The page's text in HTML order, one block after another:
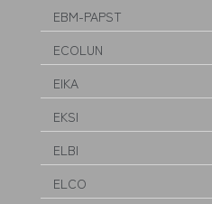
EBM-PAPST
ECOLUN
EIKA
EKSI
ELBI
ELCO